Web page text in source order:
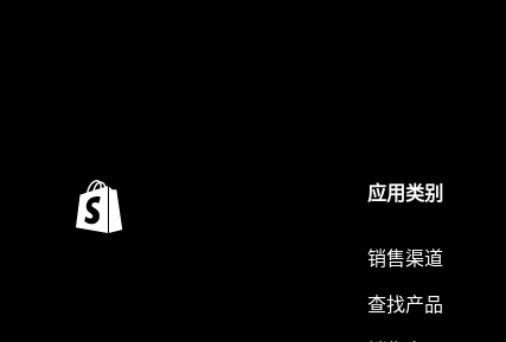
应用类别
销售渠道
查找产品